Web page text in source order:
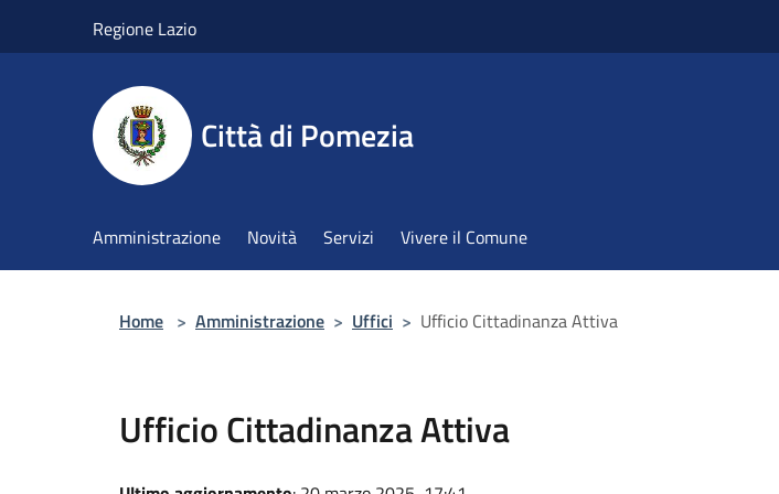
Regione Lazio
Città di Pomezia
Amministrazione Novità Servizi Vivere il Comune
Home > Amministrazione > Uffici > Ufficio Cittadinanza Attiva
Ufficio Cittadinanza Attiva